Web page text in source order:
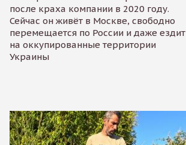
после краха компании в 2020 году.
Сейчас он живёт в Москве, свободно
перемещается по России и даже ездит
на оккупированные территории
Украины